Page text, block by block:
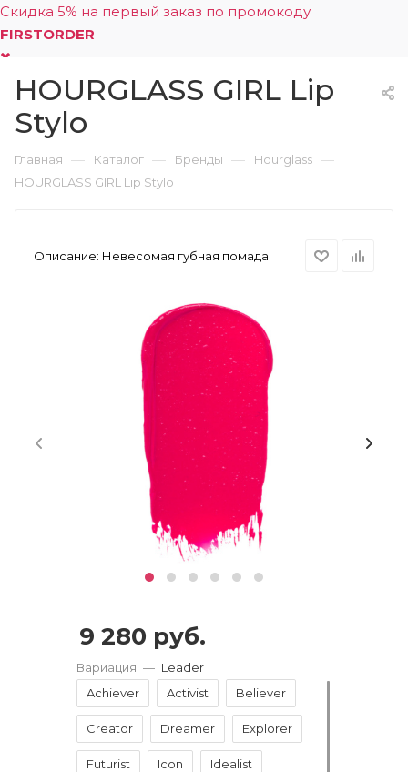
Скидка 5% на первый заказ по промокоду
FIRSTORDER
0
HOURGLASS GIRL Lip
Stylo
Главная — Каталог — Бренды — Hourglass —
HOURGLASS GIRL Lip Stylo
Описание: Невесомая губная помада
9 280 руб.
Вариация — Leader
Achiever
Activist Believer
Creator Dreamer Explorer
Futurist Icon Idealist